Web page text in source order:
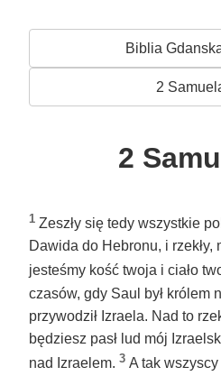
Biblia
2
2
1 Zeszły się tedy wszystkie
Dawida do Hebronu, i rzekły,
jesteśmy kość twoja i ciało
czasów, gdy Saul był królem
przywodził Izraela. Nad to
będziesz pasł lud mój
nad Izraelem. 3 A tak